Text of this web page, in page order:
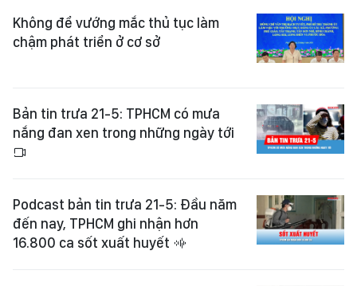
Không để vướng mắc thủ tục làm
chậm phát triển ở cơ sở
Bản tin trưa 21-5: TPHCM có mưa
nắng đan xen trong những ngày tới
Podcast bản tin trưa 21-5: Đầu năm
đến nay, TPHCM ghi nhận hơn
16.800 ca sốt xuất huyết